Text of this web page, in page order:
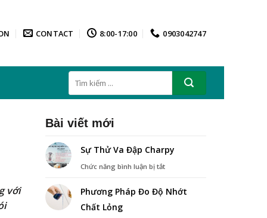
CONTACT 8:00-17:00 0903042747
Tìm
kiếm:
với
Bài viết mới
Sự Thử Va Đập Charpy
Chức năng bình luận bị tắtở
Thử
Va
Phương Pháp Đo Độ Nhớt
Chất Lỏng